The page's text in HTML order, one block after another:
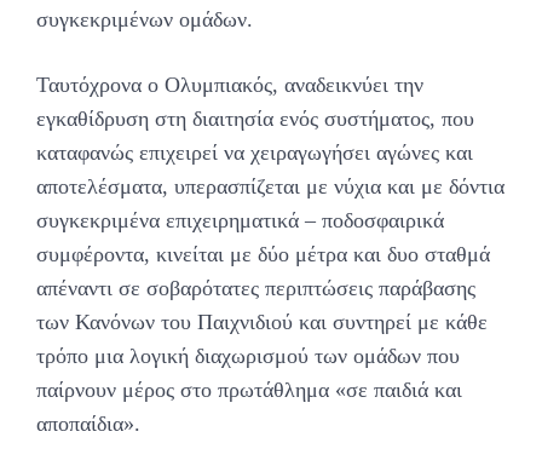
συγκεκριμένων ομάδων.
Ταυτόχρονα ο Ολυμπιακός, αναδεικνύει την
εγκαθίδρυση στη διαιτησία ενός συστήματος, που
καταφανώς επιχειρεί να χειραγωγήσει αγώνες και
αποτελέσματα, υπερασπίζεται με νύχια και με δόντια
συγκεκριμένα επιχειρηματικά – ποδοσφαιρικά
συμφέροντα, κινείται με δύο μέτρα και δυο σταθμά
απέναντι σε σοβαρότατες περιπτώσεις παράβασης
των Κανόνων του Παιχνιδιού και συντηρεί με κάθε
τρόπο μια λογική διαχωρισμού των ομάδων που
παίρνουν μέρος στο πρωτάθλημα «σε παιδιά και
αποπαίδια».